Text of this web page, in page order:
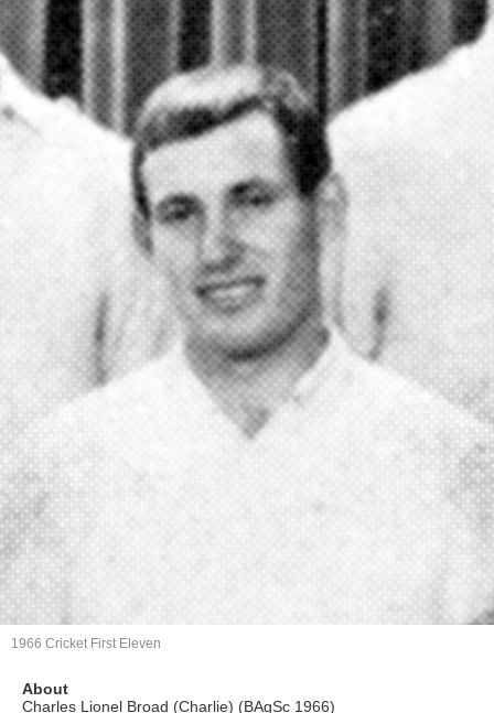
About
Charles Lionel Broad (Charlie) (BAgSc 1966)
1966 Cricket First Eleven